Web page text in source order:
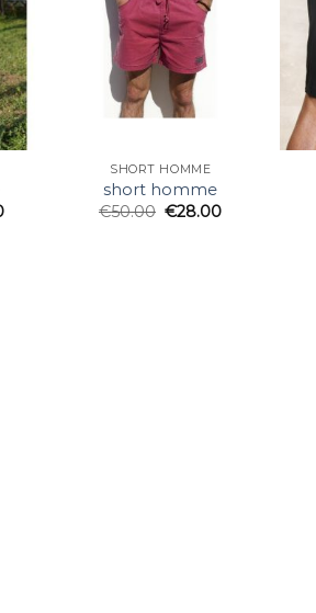
SHORT HOMME
short homme
€50.00 €28.00